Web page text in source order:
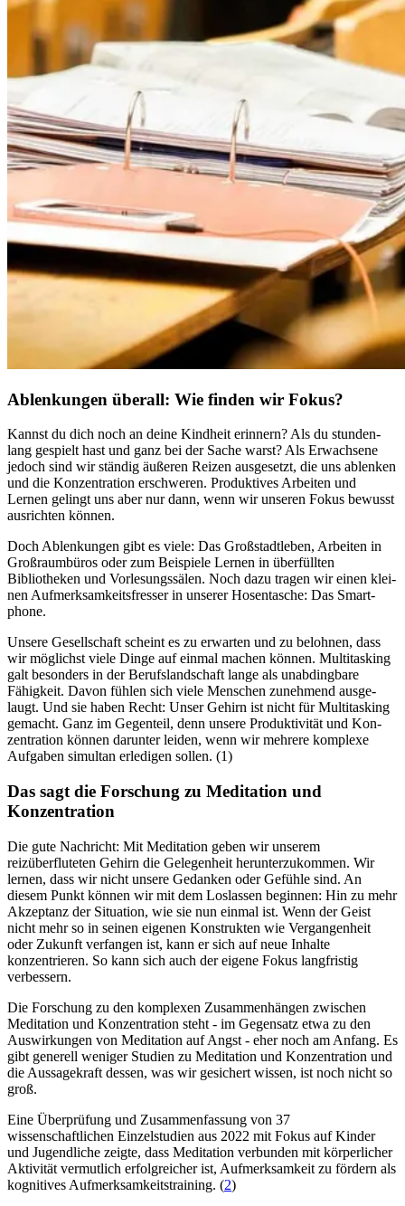
Ablenkungen überall: Wie finden wir Fokus?
Kannst du dich noch an deine Kind­heit erin­nern? Als du stun­den­
lang gespielt hast und ganz bei der Sache warst? Als Erwachsene
jedoch sind wir stän­dig äuße­ren Reizen aus­ge­setzt, die uns ablen­ken
und die Kon­zen­tra­tion erschwe­ren. Pro­duk­ti­ves Arbei­ten und
Lernen gelingt uns aber nur dann, wenn wir unse­ren Fokus bewusst
aus­rich­ten können.
Doch Ablen­kun­gen gibt es viele: Das Großstadtleben, Arbei­ten in
Groß­raum­bü­ros oder zum Beispiele Lernen in über­füll­ten
Bibliotheken und Vor­le­sungs­sä­len. Noch dazu tragen wir einen klei­
nen Auf­merk­sam­keits­fres­ser in unse­rer Hosen­ta­sche: Das Smart­
phone.
Unsere Gesellschaft scheint es zu erwarten und zu belohnen, dass
wir mög­lichst viele Dinge auf einmal machen können. Mul­ti­tas­king
galt besonders in der Berufs­land­schaft lange als unab­ding­bare
Fähig­keit. Davon fühlen sich viele Men­schen zuneh­mend aus­ge­
laugt. Und sie haben Recht: Unser Gehirn ist nicht für Mul­ti­tas­king
gemacht. Ganz im Gegen­teil, denn unsere Pro­duk­ti­vi­tät und Kon­
zen­tra­tion können dar­un­ter leiden, wenn wir meh­rere kom­plexe
Auf­ga­ben simul­tan erle­di­gen sollen. (1)
Das sagt die Forschung zu Meditation und
Konzentration
Die gute Nachricht: Mit Meditation geben wir unserem
reizüberfluteten Gehirn die Gelegenheit herunterzukommen. Wir
lernen, dass wir nicht unsere Gedanken oder Gefühle sind. An
diesem Punkt können wir mit dem Loslassen beginnen: Hin zu mehr
Akzeptanz der Situation, wie sie nun einmal ist. Wenn der Geist
nicht mehr so in seinen eigenen Konstrukten wie Vergangenheit
oder Zukunft verfangen ist, kann er sich auf neue Inhalte
konzentrieren. So kann sich auch der eigene Fokus langfristig
verbessern.
Die Forschung zu den komplexen Zusammenhängen zwischen
Meditation und Konzentration steht - im Gegensatz etwa zu den
Auswirkungen von Meditation auf Angst - eher noch am Anfang. Es
gibt generell weniger Studien zu Meditation und Konzentration und
die Aussagekraft dessen, was wir gesichert wissen, ist noch nicht so
groß.
Eine Überprüfung und Zusammenfassung von 37
wissenschaftlichen Einzelstudien aus 2022 mit Fokus auf Kinder
und Jugendliche zeigte, dass Meditation verbunden mit körperlicher
Aktivität vermutlich erfolgreicher ist, Aufmerksamkeit zu fördern als
kognitives Aufmerksamkeitstraining. (2)